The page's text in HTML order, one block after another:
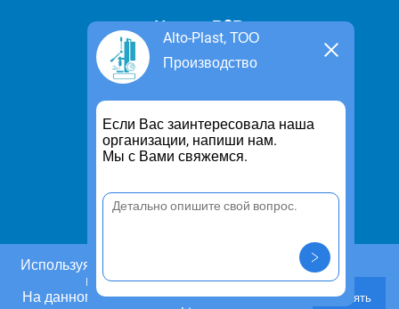
Alto-Plast, ТОО
Производство
Если Вас заинтересовала наша
организации, напиши нам.
Мы с Вами свяжемся.
Используя этот сайт, Вы даете согласие на
использование cookies.
На данном этапе Вы можете отказаться от
Принять
Услуги В2В
Найти услугу
Предложить свою услугу
Дропшиппинг
Транспортные услуги
Информация
Политика конфиденциальности
Контакты